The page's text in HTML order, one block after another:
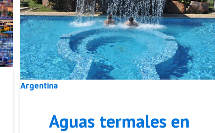
Argentina
Aguas termales en